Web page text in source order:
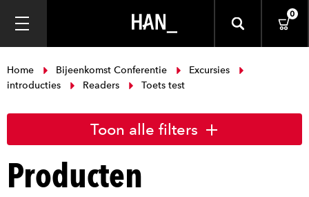
0
Home Bijeenkomst Conferentie
Excursies
introducties
Readers Toets test
Toon alle filters
Producten